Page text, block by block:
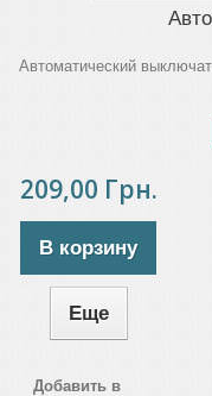
Автоматический
209,00 Грн.
В корзину
Еще
Добавить в